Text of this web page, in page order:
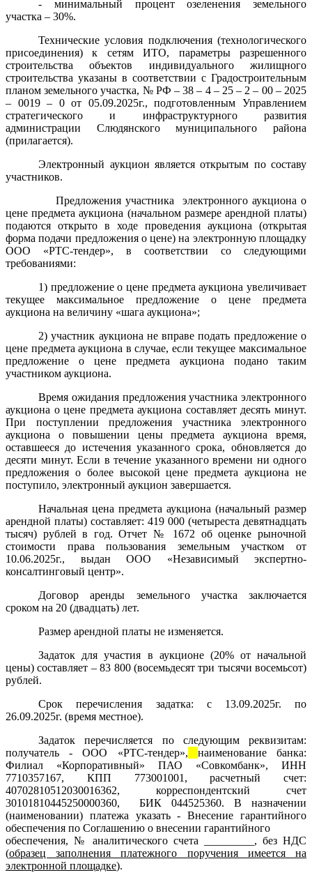
- минимальный процент озеленения земельного
участка – 30%.
Технические условия подключения (технологического
присоединения) к сетям ИТО, параметры разрешенного
строительства объектов индивидуального жилищного
строительства указаны в соответствии с Градостроительным
планом земельного участка, № РФ – 38 – 4 – 25 – 2 – 00 – 2025
– 0019 – 0 от 05.09.2025г., подготовленным Управлением
стратегического и инфраструктурного развития
администрации Слюдянского муниципального района
(прилагается).
Электронный аукцион является открытым по составу
участников.
Предложения участника
электронного аукциона о
цене предмета аукциона (начальном размере арендной платы)
подаются открыто в ходе проведения аукциона (открытая
форма подачи предложения о цене) на электронную площадку
ООО «РТС-тендер», в соответствии со следующими
требованиями:
1) предложение о цене предмета аукциона увеличивает
текущее максимальное предложение о цене предмета
аукциона на величину «шага аукциона»;
2) участник аукциона не вправе подать предложение о
цене предмета аукциона в случае, если текущее максимальное
предложение о цене предмета аукциона подано таким
участником аукциона.
Время ожидания предложения участника электронного
аукциона о цене предмета аукциона составляет десять минут.
При поступлении предложения участника электронного
аукциона о повышении цены предмета аукциона время,
оставшееся до истечения указанного срока, обновляется до
десяти минут. Если в течение указанного времени ни одного
предложения о более высокой цене предмета аукциона не
поступило, электронный аукцион завершается.
Начальная цена предмета аукциона (начальный размер
арендной платы) составляет: 419 000 (четыреста девятнадцать
тысяч) рублей в год. Отчет № 1672 об оценке рыночной
стоимости права пользования земельным участком от
10.06.2025г., выдан ООО «Независимый экспертно-
консалтинговый центр».
Договор аренды земельного участка заключается
сроком на 20 (двадцать) лет.
Размер арендной платы не изменяется.
Задаток для участия в аукционе (20% от начальной
цены) составляет – 83 800 (восемьдесят три тысячи восемьсот)
рублей.
Срок перечисления задатка: с 13.09.2025г. по
26.09.2025г. (время местное).
Задаток перечисляется по следующим реквизитам:
получатель -ООО «РТС-тендер»,
наименование банка:
Филиал «Корпоративный» ПАО «Совкомбанк», ИНН
7710357167, КПП 773001001 , расчетный счет:
40702810512030016362, корреспондентский счет
30101810445250000360, БИК 044525360. В назначении
(наименовании) платежа указать -Внесение гарантийного
обеспечения по Соглашению о внесении гарантийного
обеспечения, № аналитического счета _________, без НДС
(образец заполнения платежного поручения имеется на
электронной площадке).